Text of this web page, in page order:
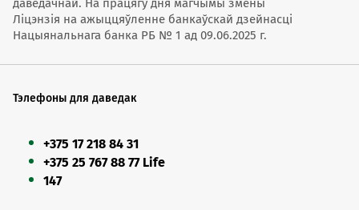
даведачнай. На працягу дня магчымы змены
Ліцэнзія на ажыццяўленне банкаўскай дзейнасці
Нацыянальнага банка РБ № 1 ад 09.06.2025 г.
Тэлефоны для даведак
+375 17 218 84 31
+375 25 767 88 77 Life
147